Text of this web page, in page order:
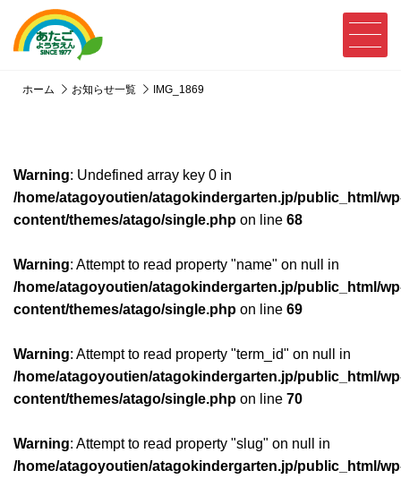
ホーム お知らせ一覧 IMG_1869
Warning: Undefined array key 0 in
/home/atagoyoutien/atagokindergarten.jp/public_html/
content/themes/atago/single.php on line 68
Warning: Attempt to read property "name" on null in
/home/atagoyoutien/atagokindergarten.jp/public_html/
content/themes/atago/single.php on line 69
Warning: Attempt to read property "term_id" on null in
/home/atagoyoutien/atagokindergarten.jp/public_html/
content/themes/atago/single.php on line 70
Warning: Attempt to read property "slug" on null in
/home/atagoyoutien/atagokindergarten.jp/public_html/